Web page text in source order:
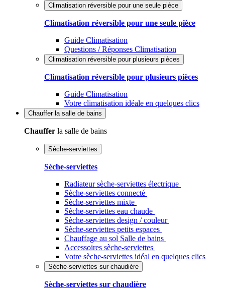
Climatisation réversible pour une seule pièce
Climatisation réversible pour une seule pièce
Guide Climatisation
Questions / Réponses Climatisation
Climatisation réversible pour plusieurs pièces
Climatisation réversible pour plusieurs pièces
Guide Climatisation
Votre climatisation idéale en quelques clics
Chauffer la salle de bains
Chauffer la salle de bains
Sèche-serviettes
Sèche-serviettes
Radiateur sèche-serviettes électrique
Sèche-serviettes connecté
Sèche-serviettes mixte
Sèche-serviettes eau chaude
Sèche-serviettes design / couleur
Sèche-serviettes petits espaces
Chauffage au sol Salle de bains
Accessoires sèche-serviettes
Votre sèche-serviettes idéal en quelques clics
Sèche-serviettes sur chaudière
Sèche-serviettes sur chaudière